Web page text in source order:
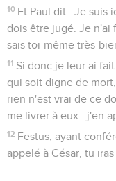
16 Mais lève-toi et
apparu afin de te
choses que tu as
desquelles je
en te retirant du
lesquelles moi je
18 pour ouvrir leurs
ténèbres à la lumière,
qu'ils reçoivent la